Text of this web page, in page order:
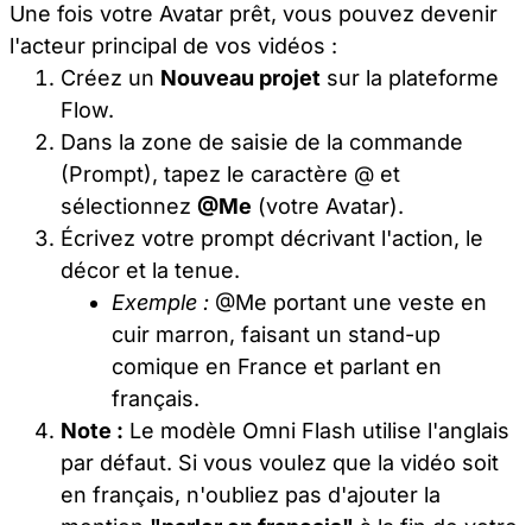
Une fois votre Avatar prêt, vous pouvez devenir
l'acteur principal de vos vidéos :
Créez un Nouveau projet sur la plateforme
Flow.
Dans la zone de saisie de la commande
(Prompt), tapez le caractère @ et
sélectionnez@Me (votre Avatar).
Écrivez votre prompt décrivant l'action, le
décor et la tenue.
Exemple : @Me portant une veste en
cuir marron, faisant un stand-up
comique en France et parlant en
français.
Note : Le modèle Omni Flash utilise l'anglais
par défaut. Si vous voulez que la vidéo soit
en français, n'oubliez pas d'ajouter la